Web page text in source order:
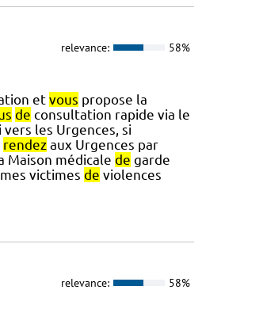
relevance: 58%
et vous propose la
de consultation rapide via le
les Urgences, si
rendezaux Urgences par
Maison médicale de garde
victimes de violences
relevance: 58%